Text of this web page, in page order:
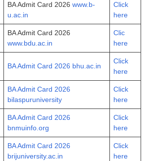
BA Admit Card 2026 www.b-
u.ac.in
Click
here
BA Admit Card 2026
www.bdu.ac.in
Clic
here
BA Admit Card 2026 bhu.ac.in
Click
here
BA Admit Card 2026
bilaspuruniversity
Click
here
BA Admit Card 2026
bnmuinfo.org
Click
here
BA Admit Card 2026
brijuniversity.ac.in
Click
here